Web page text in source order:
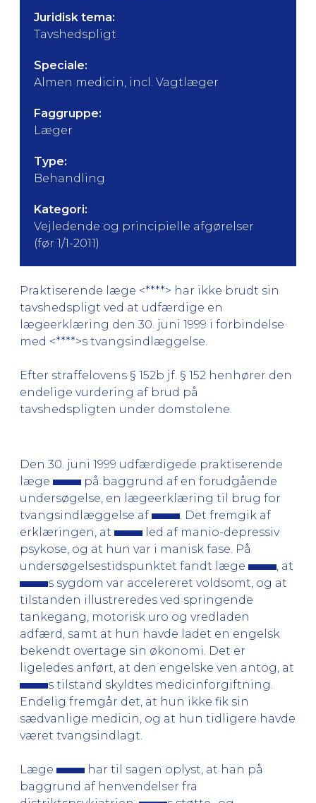
Juridisk tema:
Tavshedspligt
Speciale:
Almen medicin, incl. Vagtlæger
Faggruppe:
Læger
Type:
Behandling
Kategori:
Vejledende og principielle afgørelser
(før 1/1-2011)
Praktiserende læge <****> har ikke brudt sin
tavshedspligt ved at udfærdige en
lægeerklæring den 30. juni 1999 i forbindelse
med <****>s tvangsindlæggelse.
Efter straffelovens § 152b jf. § 152 henhører den
endelige vurdering af brud på
tavshedspligten under domstolene.
Den 30. juni 1999 udfærdigede praktiserende
læge
på baggrund af en forudgående
undersøgelse, en lægeerklæring til brug for
tvangsindlæggelse af
. Det fremgik af
erklæringen, at
led af manio-depressiv
psykose, og at hun var i manisk fase. På
undersøgelsestidspunktet fandt læge
, at
s sygdom var accelereret voldsomt, og at
tilstanden illustreredes ved springende
tankegang, motorisk uro og vredladen
adfærd, samt at hun havde ladet en engelsk
bekendt overtage sin økonomi. Det er
ligeledes anført, at den engelske ven antog, at
s tilstand skyldtes medicinforgiftning.
Endelig fremgår det, at hun ikke fik sin
sædvanlige medicin, og at hun tidligere havde
været tvangsindlagt.
Læge
har til sagen oplyst, at han på
baggrund af henvendelser fra